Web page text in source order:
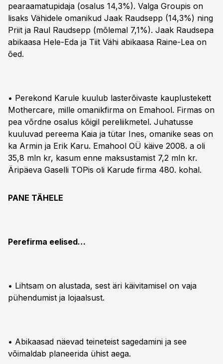
pearaamatupidaja (osalus 14,3%). Valga Groupis on
lisaks Vähidele omanikud Jaak Raudsepp (14,3%) ning
Priit ja Raul Raudsepp (mõlemal 7,1%). Jaak Raudsepa
abikaasa Hele-Eda ja Tiit Vähi abikaasa Raine-Lea on
õed.
• Perekond Karule kuulub lasterõivaste kauplustekett
Mothercare, mille omanikfirma on Emahool. Firmas on
pea võrdne osalus kõigil pereliikmetel. Juhatusse
kuuluvad pereema Kaia ja tütar Ines, omanike seas on
ka Armin ja Erik Karu. Emahool OÜ käive 2008. a oli
35,8 mln kr, kasum enne maksustamist 7,2 mln kr.
Äripäeva Gaselli TOPis oli Karude firma 480. kohal.
PANE TÄHELE
Perefirma eelised…
• Lihtsam on alustada, sest äri käivitamisel on vaja
pühendumist ja lojaalsust.
• Abikaasad näevad teineteist sagedamini ja see
võimaldab planeerida ühist aega.